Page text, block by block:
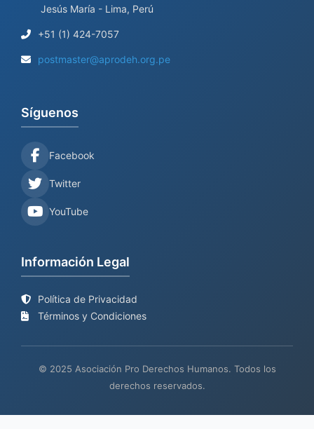
Jesús María - Lima, Perú
+51 (1) 424-7057
postmaster@aprodeh.org.pe
Síguenos
Facebook
Twitter
YouTube
Información Legal
Política de Privacidad
Términos y Condiciones
© 2025 Asociación Pro Derechos Humanos. Todos los
derechos reservados.